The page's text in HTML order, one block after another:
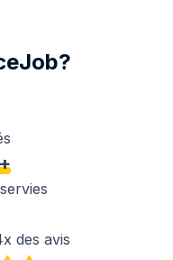
des avis